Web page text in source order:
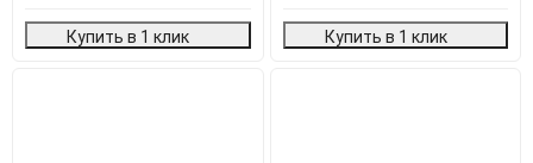
Купить в 1 клик Купить в 1 клик